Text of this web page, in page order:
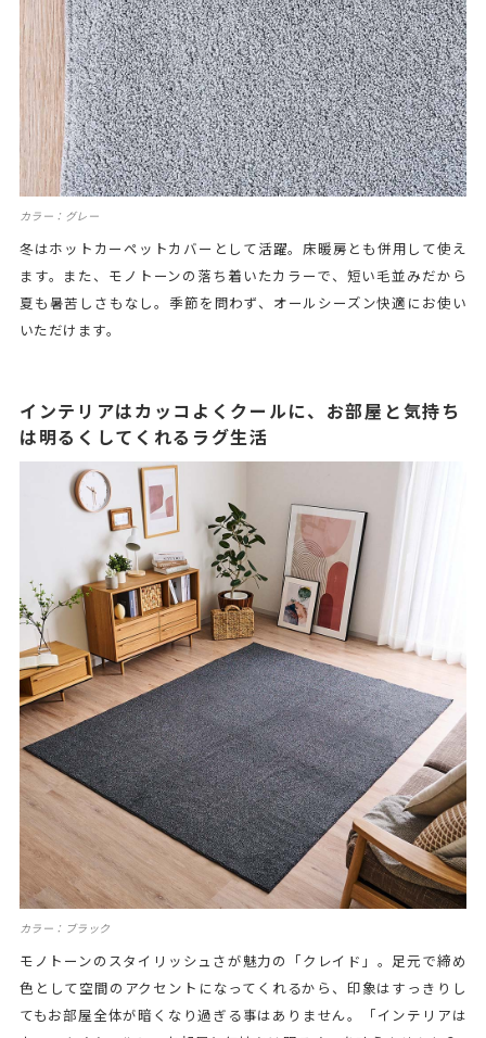
カラー：グレー
冬はホットカーペットカバーとして活躍。床暖房とも併用して使え
ます。また、モノトーンの落ち着いたカラーで、短い毛並みだから
夏も暑苦しさもなし。季節を問わず、オールシーズン快適にお使い
いただけます。
インテリアはカッコよくクールに、お部屋と気持ち
は明るくしてくれるラグ生活
カラー：ブラック
モノトーンのスタイリッシュさが魅力の「クレイド」。足元で締め
色として空間のアクセントになってくれるから、印象はすっきりし
てもお部屋全体が暗くなり過ぎる事はありません。「インテリアは